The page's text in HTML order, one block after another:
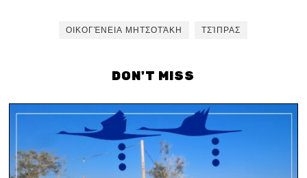
ΟΙΚΟΓΈΝΕΙΑ ΜΗΤΣΟΤΆΚΗ ΤΣΊΠΡΑΣ
DON'T MISS